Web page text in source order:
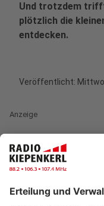
Und trotzdem
plötzlich die
entdecken.
Veröffentlicht:
Anzeige
Der Sommer steht
steigt auch die
gebissen werden.
die Viecher leider